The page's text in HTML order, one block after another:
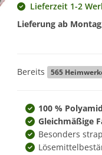
Lieferzeit 1-2
Lieferung ab
Bereits 565
100 %
Gleichmäßige
Besonders